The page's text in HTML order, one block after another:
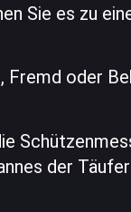
Sie es zu
oder
der